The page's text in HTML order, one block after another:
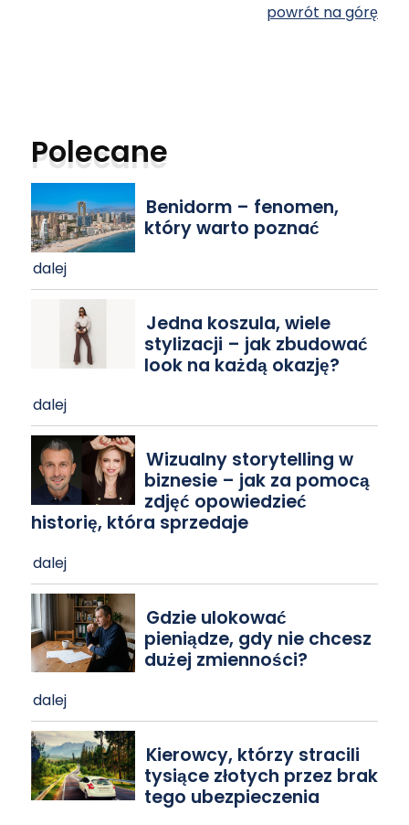
powrót na górę
Polecane
Benidorm – fenomen,
który warto poznać
dalej
Jedna koszula, wiele
stylizacji – jak zbudować
look na każdą okazję?
dalej
Wizualny storytelling w
biznesie – jak za pomocą
zdjęć opowiedzieć
historię, która sprzedaje
dalej
Gdzie ulokować
pieniądze, gdy nie chcesz
dużej zmienności?
dalej
Kierowcy, którzy stracili
tysiące złotych przez brak
tego ubezpieczenia